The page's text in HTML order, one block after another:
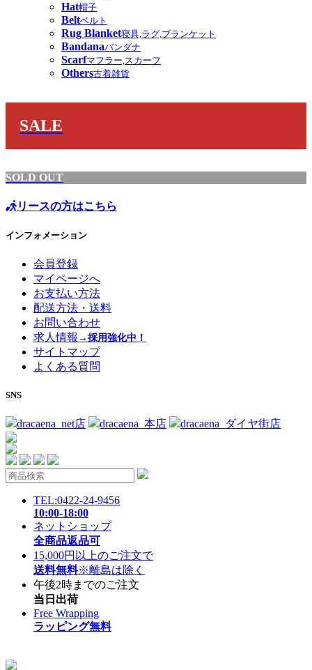
Hat帽子
Beltベルト
Rug Blanket寝具,ラグ,ブランケット
Bandanaバンダナ
Scarfマフラー,スカーフ
Others古着雑貨
SALE
SOLD OUT
リースの方はこちら
インフォメーション
会員登録
マイページへ
お支払い方法
配送方法・送料
お問い合わせ
求人情報 →採用強化中！
サイトマップ
よくある質問
SNS
dracaena_net店 dracaena_本店 dracaena_ダイヤ街店
TEL:0422-24-9456
10:00-18:00
ネットショップ
全商品返品可
15,000円以上のご注文で
送料無料※離島は除く
午後2時までのご注文
当日出荷
Free Wrapping
ラッピング無料